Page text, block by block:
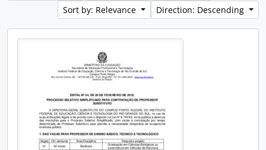
Sort by: Relevance
Direction: Descending